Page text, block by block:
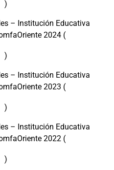
)
– Institución Educativa
2024 (
)
– Institución Educativa
2023 (
)
– Institución Educativa
2022 (
)